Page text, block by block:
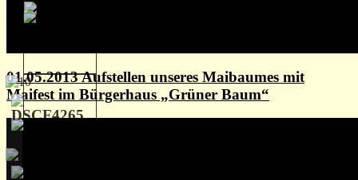
01.05.2013 Aufstellen unseres Maibaumes mit
Maifest im Bürgerhaus „Grüner Baum“